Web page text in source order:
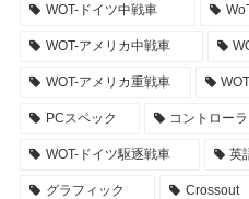
WOT-ドイツ中戦車
WOT-アメリカ中戦車
WOT-アメリカ重戦車
PCスペック コントロー
WOT-ドイツ駆逐戦車 英
グラフィック Crossout